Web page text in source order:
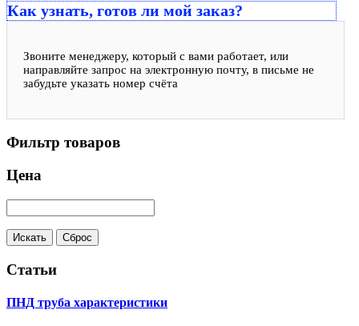
Как узнать, готов ли мой заказ?
Звоните менеджеру, который с вами работает, или
направляйте запрос на электронную почту, в письме не
забудьте указать номер счёта
Фильтр товаров
Цена
Статьи
ПНД труба характеристики